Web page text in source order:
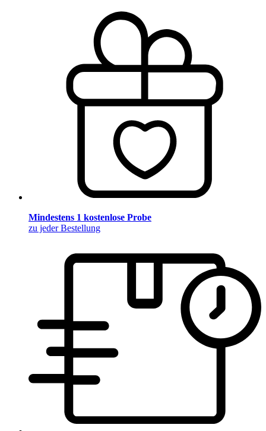
Mindestens 1 kostenlose Probe
zu jeder Bestellung